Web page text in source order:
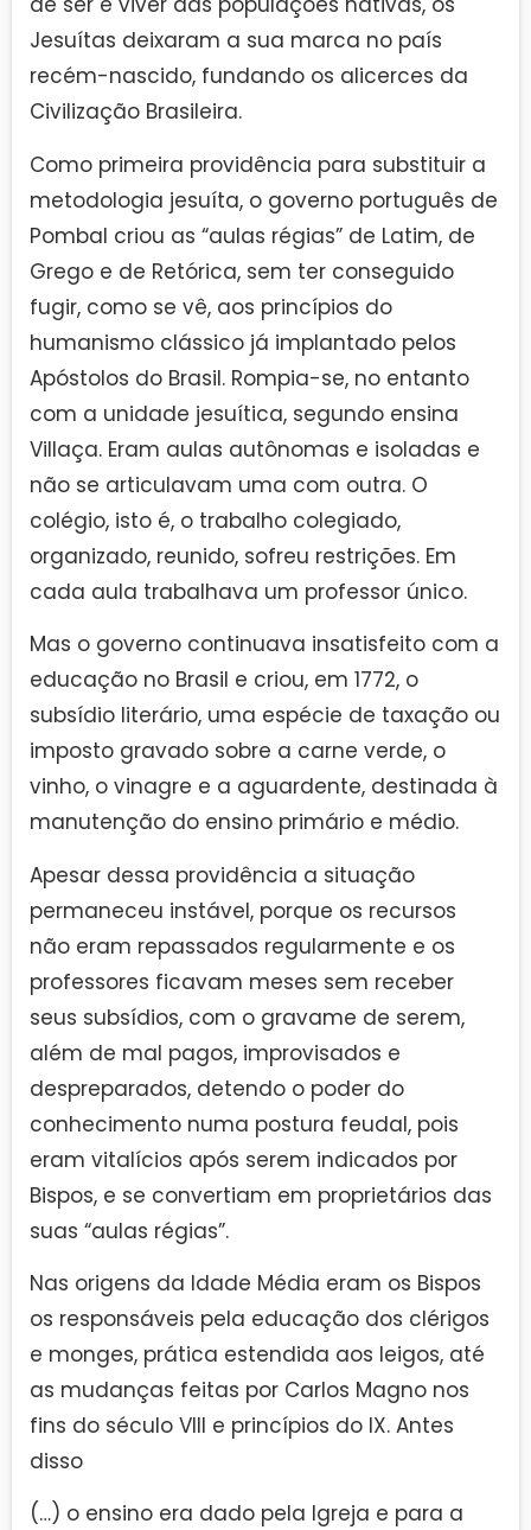
Jesuítas deixaram a sua marca no país
recém-nascido, fundando os alicerces da
Civilização Brasileira.
Como primeira providência para substituir a
metodologia jesuíta, o governo português de
Pombal criou as “aulas régias” de Latim, de
Grego e de Retórica, sem ter conseguido
fugir, como se vê, aos princípios do
humanismo clássico já implantado pelos
Apóstolos do Brasil. Rompia-se, no entanto
com a unidade jesuítica, segundo ensina
Villaça. Eram aulas autônomas e isoladas e
não se articulavam uma com outra. O
colégio, isto é, o trabalho colegiado,
organizado, reunido, sofreu restrições. Em
cada aula trabalhava um professor único.
Mas o governo continuava insatisfeito com a
educação no Brasil e criou, em 1772, o
subsídio literário, uma espécie de taxação ou
imposto gravado sobre a carne verde, o
vinho, o vinagre e a aguardente, destinada à
manutenção do ensino primário e médio.
Apesar dessa providência a situação
permaneceu instável, porque os recursos
não eram repassados regularmente e os
professores ficavam meses sem receber
seus subsídios, com o gravame de serem,
além de mal pagos, improvisados e
despreparados, detendo o poder do
conhecimento numa postura feudal, pois
eram vitalícios após serem indicados por
Bispos, e se convertiam em proprietários das
suas “aulas régias”.
Nas origens da Idade Média eram os Bispos
os responsáveis pela educação dos clérigos
e monges, prática estendida aos leigos, até
as mudanças feitas por Carlos Magno nos
fins do século VIII e princípios do IX. Antes
disso
(…) o ensino era dado pela Igreja e para a